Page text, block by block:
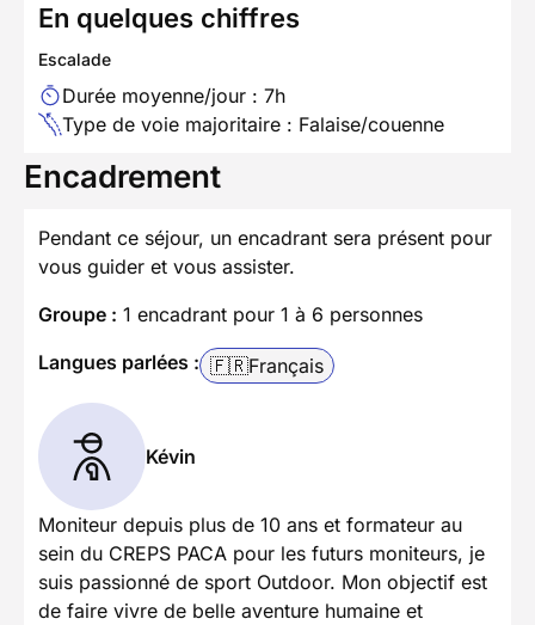
En quelques chiffres
Escalade
Durée moyenne/jour : 7h
Type de voie majoritaire : Falaise/couenne
Encadrement
Pendant ce séjour, un encadrant sera présent pour
vous guider et vous assister.
Groupe : 1 encadrant pour 1 à 6 personnes
Langues parlées : 🇫🇷Français
Kévin
Moniteur depuis plus de 10 ans et formateur au
sein du CREPS PACA pour les futurs moniteurs, je
suis passionné de sport Outdoor. Mon objectif est
de faire vivre de belle aventure humaine et